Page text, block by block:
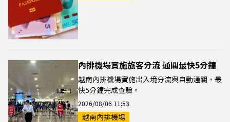
內排機場實施旅客分流 通關最快5分鐘
越南內排機場實施出入境分流與自動通關，最
快5分鐘完成查驗。
2026/08/06 11:53
越南內排機場